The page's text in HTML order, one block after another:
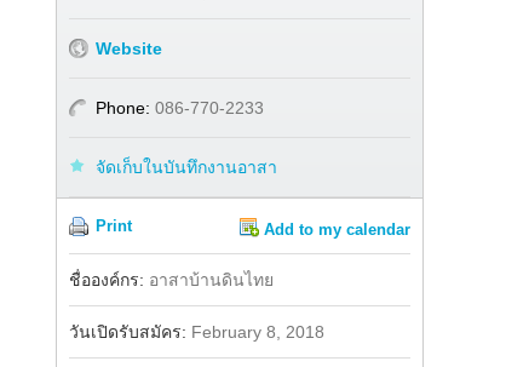
Website
Phone: 086-770-2233
จัดเก็บในบันทึกงานอาสา
Print Add to my calendar
Facebook
ชื่อองค์กร: อาสาบ้านดินไทย
วันเปิดรับสมัคร: February 8, 2018